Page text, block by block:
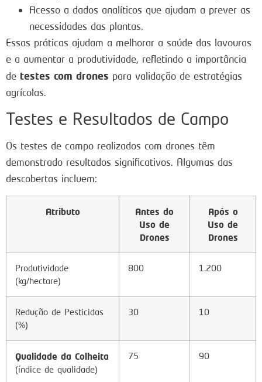
Acesso a dados analíticos que ajudam a prever as
necessidades das plantas.
Essas práticas ajudam a melhorar a saúde das lavouras
e a aumentar a produtividade, refletindo a importância
de testes com drones para validação de estratégias
agrícolas.
Testes e Resultados de Campo
Os testes de campo realizados com drones têm
demonstrado resultados significativos. Algumas das
descobertas incluem:
Atributo
Antes do
Uso de
Drones
Após o
Uso de
Drones
Produtividade
(kg/hectare)
800 1.200
Redução de Pesticidas
(%)
30 10
Qualidade da Colheita
(índice de qualidade)
75 90